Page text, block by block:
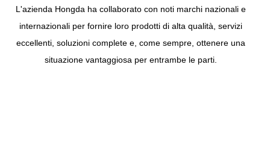
L'azienda Hongda ha collaborato con noti marchi nazionali e
internazionali per fornire loro prodotti di alta qualità, servizi
eccellenti, soluzioni complete e, come sempre, ottenere una
situazione vantaggiosa per entrambe le parti.